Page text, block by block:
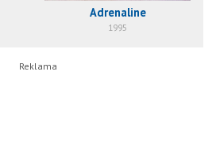
Adrenaline
1995